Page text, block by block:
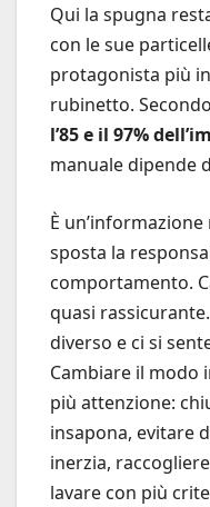
Qui la spugna
con le sue
protagonista più
rubinetto.
l’85 e il 97%
manuale dipende
È
sposta la
comportamento.
quasi
diverso e ci si
Cambiare il modo
più attenzione:
insapona, evitare
inerzia,
lavare con più